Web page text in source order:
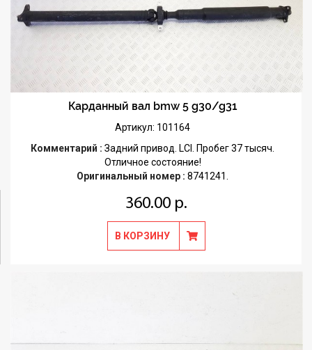
Карданный вал bmw 5 g30/g31
Артикул: 101164
Комментарий : Задний привод. LCI. Пробег 37 тысяч.
Отличное состояние!
Оригинальный номер : 8741241.
360.00 р.
В КОРЗИНУ